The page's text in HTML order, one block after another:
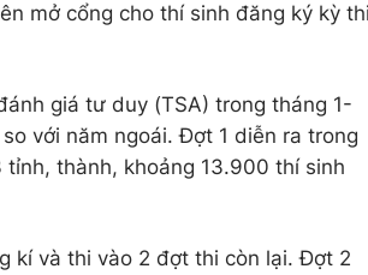
mở cổng cho thí sinh đăng ký kỳ
giá tư duy (TSA) trong tháng 1-
với năm ngoái. Đợt 1 diễn ra trong
thành, khoảng 13.900 thí sinh
kí và thi vào 2 đợt thi còn lại. Đợt 2